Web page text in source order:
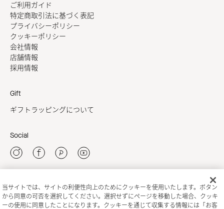
ご利用ガイド
特定商取引法に基づく表記
プライバシーポリシー
クッキーポリシー
会社情報
店舗情報
採用情報
Gift
ギフトラッピングについて
Social
新規会員登録
当サイトでは、サイトの利便性向上のためにクッキーを使用いたします。ボタン
から同意の可否を選択してください。選択せずにページを移動した場合、クッキ
ーの使用に同意したことになります。クッキーを通じて収集する情報には「お客